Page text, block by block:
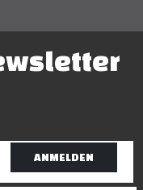
ANMELDEN